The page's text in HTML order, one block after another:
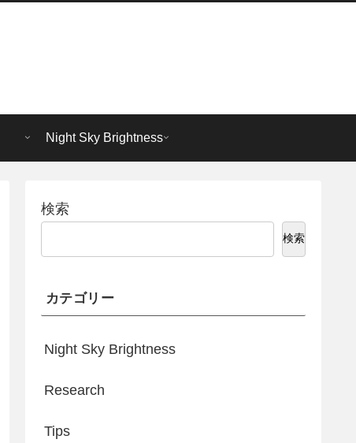
Night Sky Brightness
検索
検索
カテゴリー
Night Sky Brightness
Research
Tips